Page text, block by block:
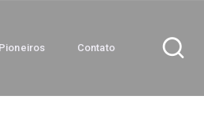
Pioneiros Contato